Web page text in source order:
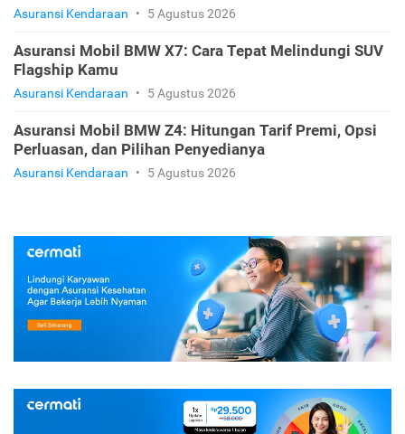
Asuransi Kendaraan • 5 Agustus 2026
Asuransi Mobil BMW X7: Cara Tepat Melindungi SUV
Flagship Kamu
Asuransi Kendaraan • 5 Agustus 2026
Asuransi Mobil BMW Z4: Hitungan Tarif Premi, Opsi
Perluasan, dan Pilihan Penyedianya
Asuransi Kendaraan • 5 Agustus 2026